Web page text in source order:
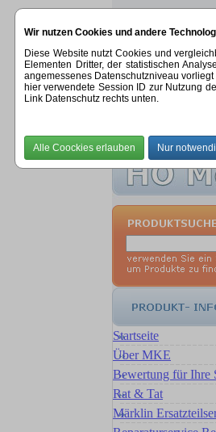
Wir nutzen Cookies und andere
Diese Website nutzt Cookies und
Elementen Dritter, der statistischen
angemessenes Datenschutzniveau
hier verwendete Session ID zur Nutzung
Link Datenschutz rechts unten.
STARTSEITE|
Startseite
Über MKE
Bewertung für Ihre
Rat & Tat
Märklin